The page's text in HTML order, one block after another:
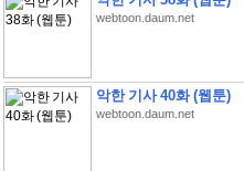
webtoon.daum.net
악한 기사 40화 (웹툰)
webtoon.daum.net